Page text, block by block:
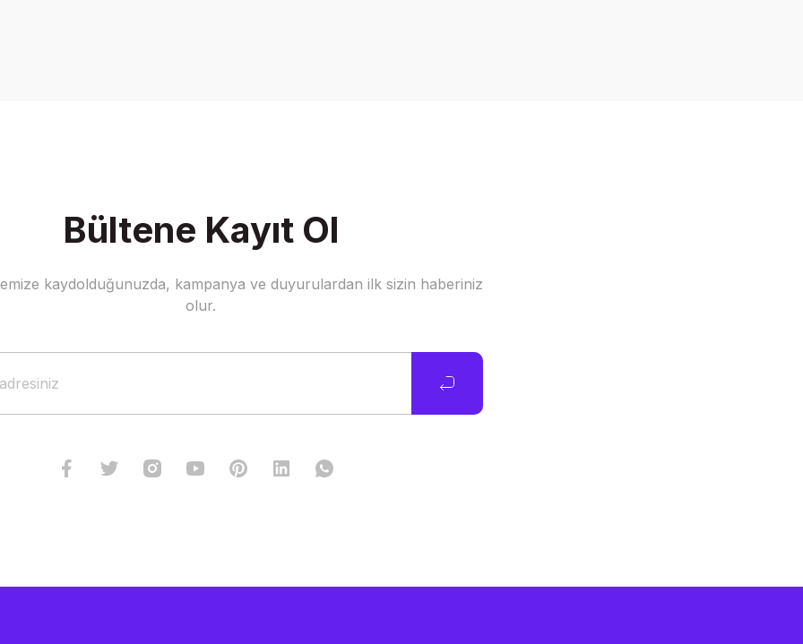
Gönder
Bültene Kayıt Ol
kaydolduğunuzda, kampanya ve duyurulardan ilk sizin haberiniz
olur.